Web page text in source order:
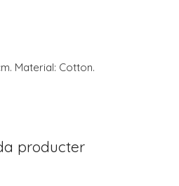
Material: Cotton.
producter